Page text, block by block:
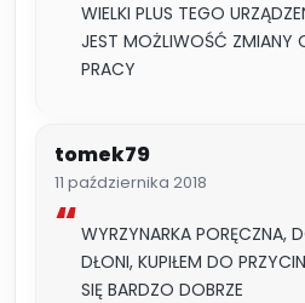
WIELKI PLUS TEGO
JEST MOŻLIWOŚĆ ZMIANY
PRACY
tomek79
11 października 2018
WYRZYNARKA PORĘCZNA,
DŁONI, KUPIŁEM DO
SIĘ BARDZO DOBRZE